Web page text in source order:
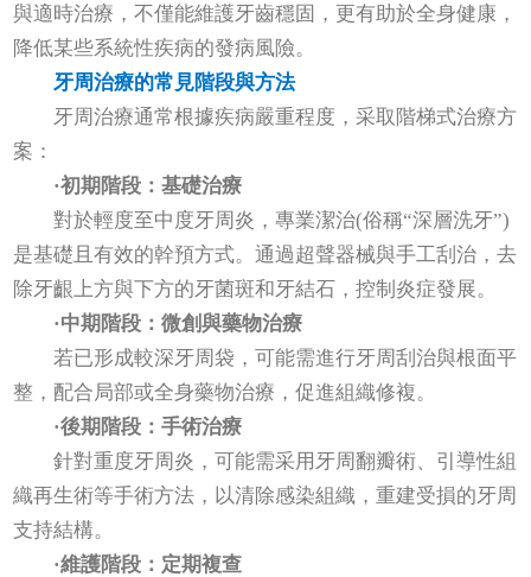
與適時治療，不僅能維護牙齒穩固，更有助於全身健康，
降低某些系統性疾病的發病風險。
牙周治療的常見階段與方法
牙周治療通常根據疾病嚴重程度，采取階梯式治療方
案：
·初期階段：基礎治療
對於輕度至中度牙周炎，專業潔治(俗稱“深層洗牙”)
是基礎且有效的幹預方式。通過超聲器械與手工刮治，去
除牙齦上方與下方的牙菌斑和牙結石，控制炎症發展。
·中期階段：微創與藥物治療
若已形成較深牙周袋，可能需進行牙周刮治與根面平
整，配合局部或全身藥物治療，促進組織修複。
·後期階段：手術治療
針對重度牙周炎，可能需采用牙周翻瓣術、引導性組
織再生術等手術方法，以清除感染組織，重建受損的牙周
支持結構。
·維護階段：定期複查